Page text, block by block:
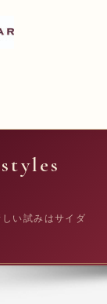
い試みはサイダ